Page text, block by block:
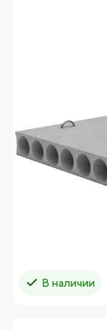
В наличии